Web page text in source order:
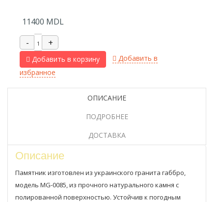
11400 MDL
Добавить в корзину
Добавить в
избранное
ОПИСАНИЕ
ПОДРОБНЕЕ
ДОСТАВКА
Описание
Памятник изготовлен из украинского гранита габбро,
модель MG-0085, из прочного натурального камня с
полированной поверхностью. Устойчив к погодным